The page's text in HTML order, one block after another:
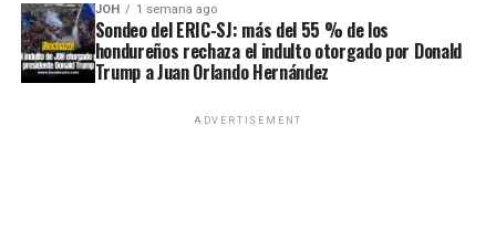
JOH 1 semana ago
Sondeo del ERIC-SJ: más del 55 % de los
hondureños rechaza el indulto otorgado por Donald
Trump a Juan Orlando Hernández
ADVERTISEMENT